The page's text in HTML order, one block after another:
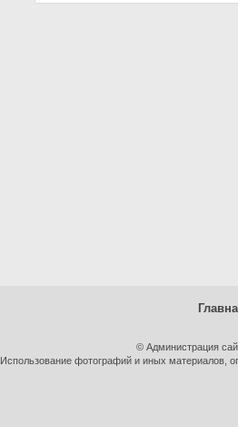
© Администрация
Использование фотографий и иных материалов,